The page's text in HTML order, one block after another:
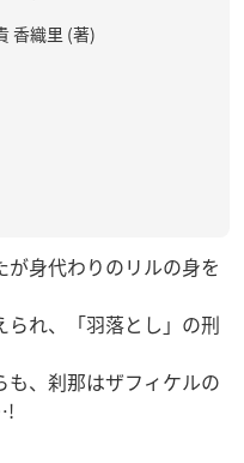
香織里 (著)
身代わりのリルの身を
れ、「羽落とし」の刑
も、刹那はザフィケルの